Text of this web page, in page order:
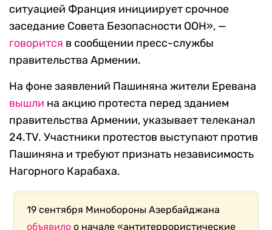
ситуацией Франция инициирует срочное
заседание Совета Безопасности ООН», —
говорится в сообщении пресс-службы
правительства Армении.
На фоне заявлений Пашиняна жители Еревана
вышли на акцию протеста перед зданием
правительства Армении, указывает телеканал
24.TV. Участники протестов выступают против
Пашиняна и требуют признать независимость
Нагорного Карабаха.
19 сентября Минобороны Азербайджана
объявило о начале «антитеррористические